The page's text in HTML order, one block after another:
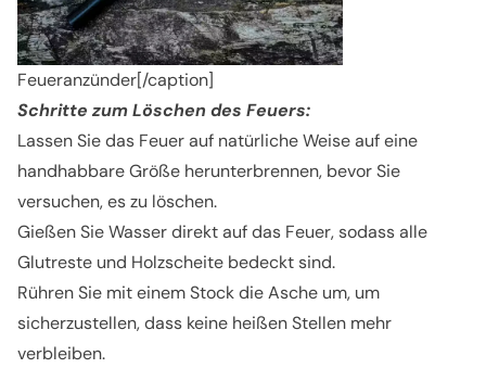
Feueranzünder[/caption]
Schritte zum Löschen des Feuers:
Lassen Sie das Feuer auf natürliche Weise auf eine
handhabbare Größe herunterbrennen, bevor Sie
versuchen, es zu löschen.
Gießen Sie Wasser direkt auf das Feuer, sodass alle
Glutreste und Holzscheite bedeckt sind.
Rühren Sie mit einem Stock die Asche um, um
sicherzustellen, dass keine heißen Stellen mehr
verbleiben.